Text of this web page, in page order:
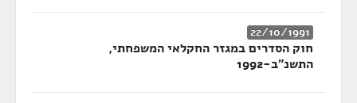
22/10/1991
חוק הסדרים במגזר החקלאי המשפחתי,
התשנ"ב-1992